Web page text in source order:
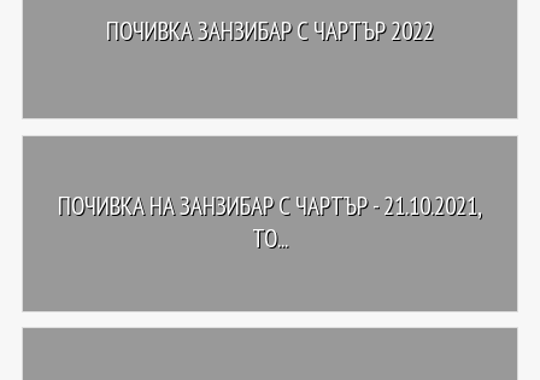
ПОЧИВКА ЗАНЗИБАР С ЧАРТЪР 2022
ПОЧИВКА НА ЗАНЗИБАР С ЧАРТЪР - 21.10.2021,
ТО...